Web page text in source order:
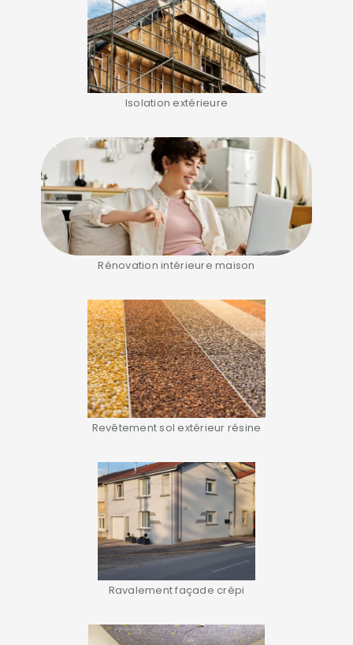
Isolation extérieure
Rénovation intérieure maison
Revêtement sol extérieur résine
Ravalement façade crépi